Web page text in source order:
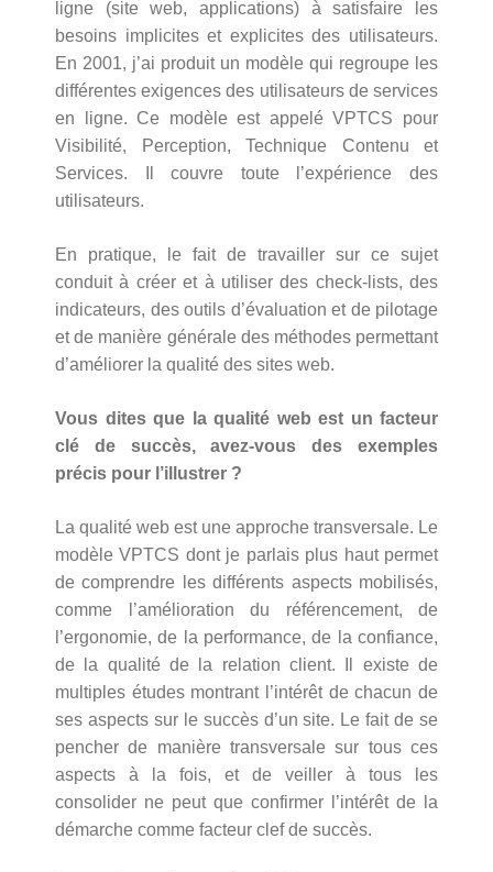
ligne (site web, applications) à satisfaire les
besoins implicites et explicites des utilisateurs.
En 2001, j’ai produit un modèle qui regroupe les
différentes exigences des utilisateurs de services
en ligne. Ce modèle est appelé VPTCS pour
Visibilité, Perception, Technique Contenu et
Services. Il couvre toute l’expérience des
utilisateurs.
En pratique, le fait de travailler sur ce sujet
conduit à créer et à utiliser des check-lists, des
indicateurs, des outils d’évaluation et de pilotage
et de manière générale des méthodes permettant
d’améliorer la qualité des sites web.
Vous dites que la qualité web est un facteur
clé de succès, avez-vous des exemples
précis pour l’illustrer ?
La qualité web est une approche transversale. Le
modèle VPTCS dont je parlais plus haut permet
de comprendre les différents aspects mobilisés,
comme l’amélioration du référencement, de
l’ergonomie, de la performance, de la confiance,
de la qualité de la relation client. Il existe de
multiples études montrant l’intérêt de chacun de
ses aspects sur le succès d’un site. Le fait de se
pencher de manière transversale sur tous ces
aspects à la fois, et de veiller à tous les
consolider ne peut que confirmer l’intérêt de la
démarche comme facteur clef de succès.